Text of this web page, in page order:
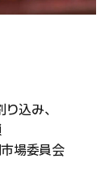
込み、
場委員会